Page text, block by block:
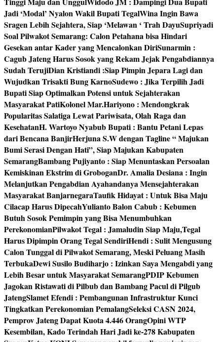
Jadi ‘Modal’ Nyalon Wakil Bupati TegalWina Ingin Bawa
Sragen Lebih Sejahtera, Siap ‘Melawan ‘ Trah DayuSupriyadi
Soal Pilwakot Semarang: Calon Petahana bisa Hindari
Gesekan antar Kader yang Mencalonkan DiriSunarmin :
Cagub Jateng Harus Sosok yang Rekam Jejak Pengabdiannya
Sudah TerujiDian Kristiandi :Siap Pimpin Jepara Lagi dan
Wujudkan Trisakti Bung KarnoSudewo : Jika Terpilih Jadi
Bupati Siap Optimalkan Potensi untuk Sejahterakan
Masyarakat PatiKolonel Mar.Hariyono : Mendongkrak
Popularitas Salatiga Lewat Pariwisata, Olah Raga dan
KesehatanH. Wartoyo Nyabub Bupati : Bantu Petani Lepas
dari Bencana BanjirHerjuna S.W dengan Tagline “ Majukan
Bumi Serasi Dengan Hati”, Siap Majukan Kabupaten
SemarangBambang Pujiyanto : Siap Menuntaskan Persoalan
Kemiskinan Ekstrim di GroboganDr. Amalia Desiana : Ingin
Melanjutkan Pengabdian Ayahandanya Mensejahterakan
Masyarakat BanjarnegaraTaufik Hidayat : Untuk Bisa Maju
Cilacap Harus DipecahYulianto Balon Cabub : Kebumen
Butuh Sosok Pemimpin yang Bisa Menumbuhkan
PerekonomianPilwakot Tegal : Jamaludin Siap Maju,Tegal
Harus Dipimpin Orang Tegal SendiriHendi : Sulit Mengusung
Calon Tunggal di Pilwakot Semarang, Meski Peluang Masih
TerbukaDewi Susilo Budiharjo : Izinkan Saya Mengabdi yang
Lebih Besar untuk Masyarakat SemarangPDIP Kebumen
Jagokan Ristawati di Pilbub dan Bambang Pacul di Pilgub
JatengSlamet Efendi : Pembangunan Infrastruktur Kunci
Tingkatkan Perekonomian PemalangSeleksi CASN 2024,
Pemprov Jateng Dapat Kuota 4.446 OrangOpini WTP
Kesembilan, Kado Terindah Hari Jadi ke-278 Kabupaten